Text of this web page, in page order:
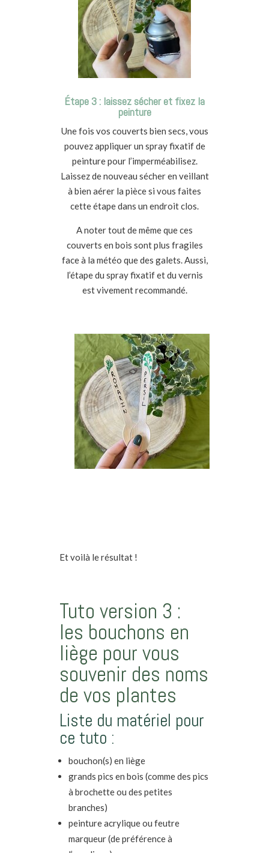
Étape 3 : laissez sécher et fixez la
peinture
Une fois vos couverts bien secs, vous
pouvez appliquer un spray fixatif de
peinture pour l’imperméabilisez.
Laissez de nouveau sécher en veillant
à bien aérer la pièce si vous faites
cette étape dans un endroit clos.
A noter tout de même que ces
couverts en bois sont plus fragiles
face à la météo que des galets. Aussi,
l’étape du spray fixatif et du vernis
est vivement recommandé.
Et voilà le résultat !
Tuto version 3 :
les bouchons en
liège pour vous
souvenir des noms
de vos plantes
Liste du matériel pour
ce tuto :
bouchon(s) en liège
grands pics en bois (comme des pics
à brochette ou des petites
branches)
peinture acrylique ou feutre
marqueur (de préférence à